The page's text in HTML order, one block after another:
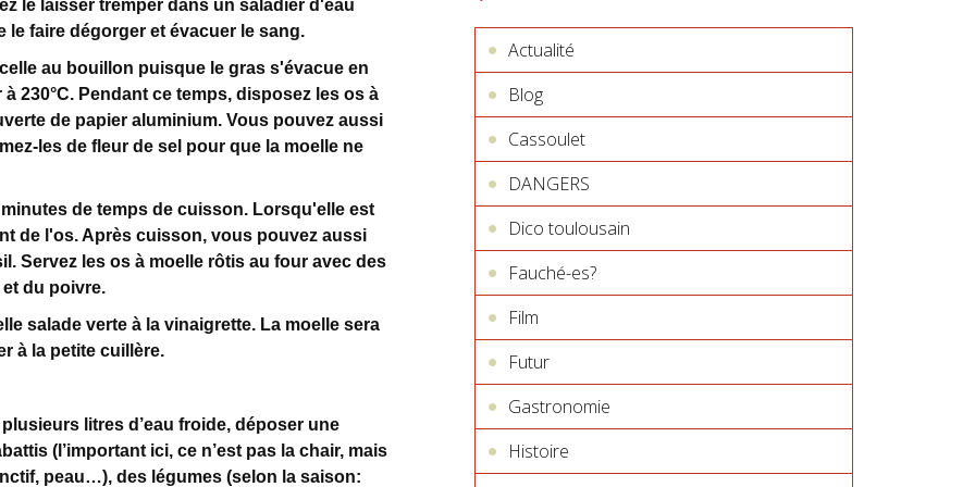
le laisser tremper dans un saladier d'eau
faire dégorger et évacuer le sang.
au bouillon puisque le gras s'évacue en
230°C. Pendant ce temps, disposez les os à
de papier aluminium. Vous pouvez aussi
les de fleur de sel pour que la moelle ne
de temps de cuisson. Lorsqu'elle est
de l'os. Après cuisson, vous pouvez aussi
Servez les os à moelle rôtis au four avec des
du poivre.
salade verte à la vinaigrette. La moelle sera
à la petite cuillère.
litres d’eau froide, déposer une
(l’important ici, ce n’est pas la chair, mais
peau…), des légumes (selon la saison:
Actualité
Blog
Cassoulet
DANGERS
Dico toulousain
Fauché-es?
Film
Futur
Gastronomie
Histoire